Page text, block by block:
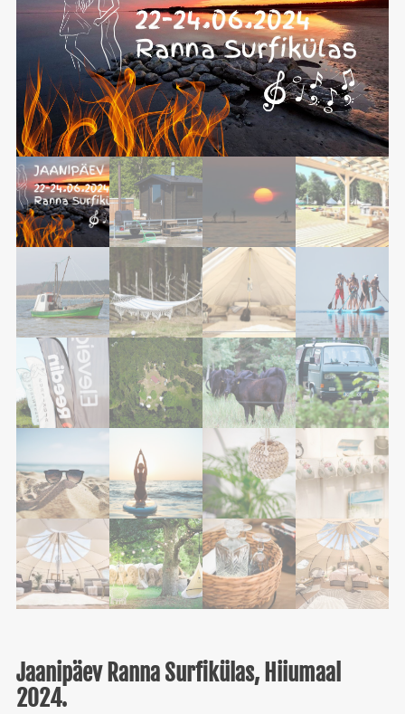
Jaanipäev Ranna Surfikülas, Hiiumaal
2024.